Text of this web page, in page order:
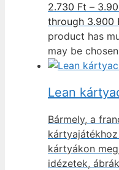
2.730 Ft –
through 3.900
product has
may be
Lean
Bármely, a
kártyákon
idézetek,